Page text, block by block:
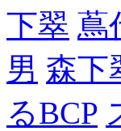
下翠 蔦
男 森下
るBCP